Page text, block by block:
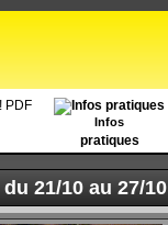
Infos
pratiques
du 21/10 au 27/10